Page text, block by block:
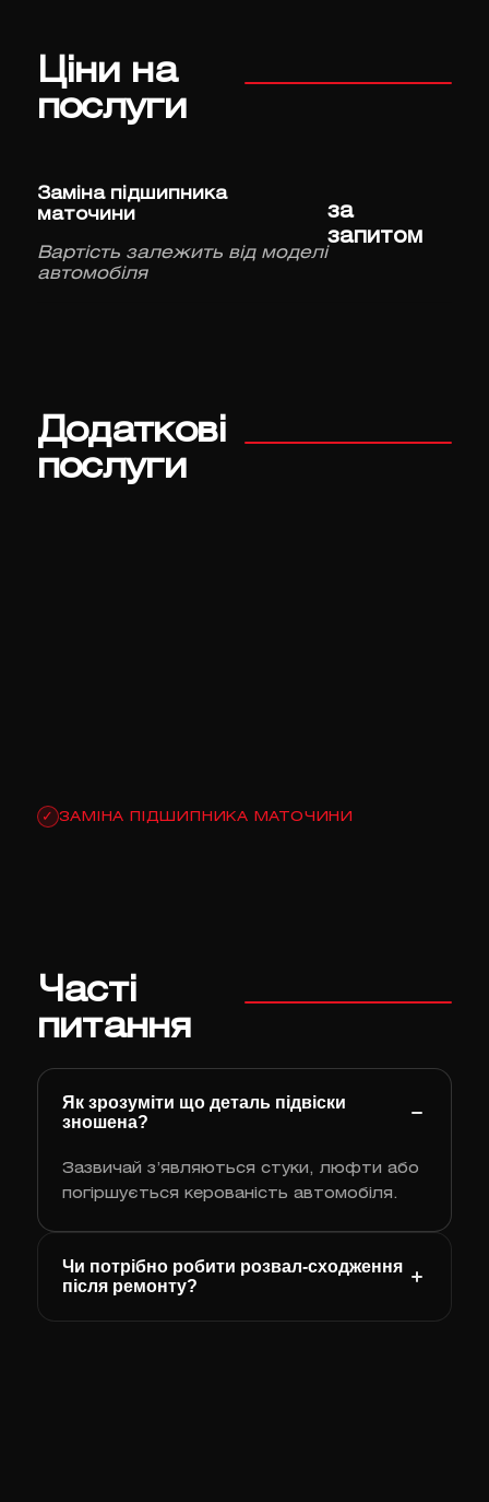
Ціни на
послуги
Заміна підшипника
маточини
Вартість залежить від моделі
автомобіля
за
запитом
Додаткові
послуги
✓ ЗАМІНА ПІДШИПНИКА МАТОЧИНИ
Часті
питання
Як зрозуміти що деталь підвіски
зношена?
Зазвичай з’являються стуки, люфти або
погіршується керованість автомобіля.
Чи потрібно робити розвал‑сходження
після ремонту?